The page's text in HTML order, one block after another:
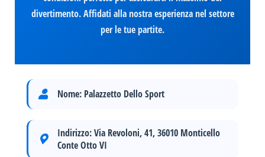
divertimento. Affidati alla nostra esperienza nel settore
per le tue partite.
Nome: Palazzetto Dello Sport
Indirizzo:Via Revoloni, 41, 36010 Monticello
Conte Otto VI